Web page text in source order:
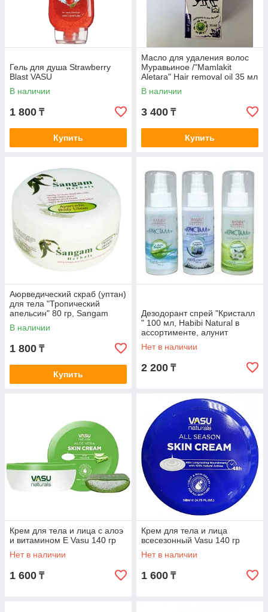
Гель для душа Strawberry
Blast VASU
В наличии
1 800 ₸
Купить
Масло для удаления волос
Муравьиное /"Mamlakit
Aletara" Hair removal oil 35 мл
В наличии
3 400 ₸
Купить
Аюрведический скраб (уптан)
для тела "Тропический
апельсин" 80 гр, Sangam
Herbals
В наличии
1 800 ₸
Купить
Дезодорант спрей "Кристалл
" 100 мл, Habibi Natural в
ассортименте, алунит
Нет в наличии
2 200 ₸
Крем для тела и лица с алоэ
и витамином Е Vasu 140 гр
Нет в наличии
1 600 ₸
Крем для тела и лица
всесезонный Vasu 140 гр
Нет в наличии
1 600 ₸